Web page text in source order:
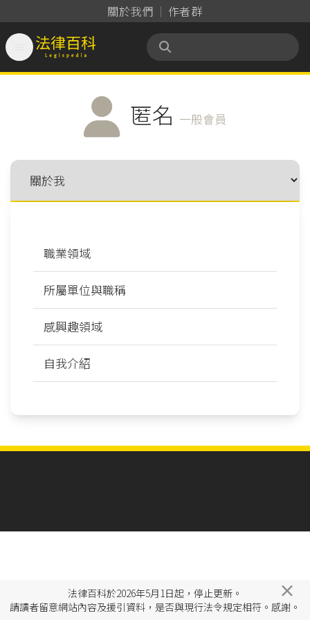
關於我們 作者群
法律百科 Legispedia
匿名 一般會員
職業領域
所屬單位與職稱
感興趣領域
自我介紹
法律百科於2026年5月1日起，停止更新。
請讀者留意網站內容及援引資料，是否與現行法令規定相符。感謝。
×